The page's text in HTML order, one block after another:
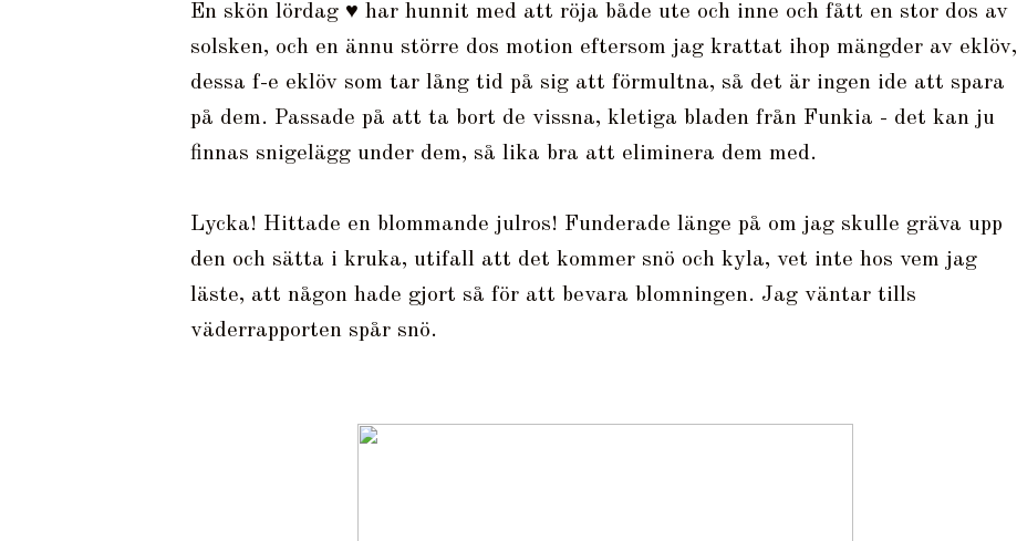
En skön lördag ♥ har hunnit med att röja både ute och inne och fått en stor dos av
solsken, och en ännu större dos motion eftersom jag krattat ihop mängder av eklöv,
dessa f-e eklöv som tar lång tid på sig att förmultna, så det är ingen ide att spara
på dem. Passade på att ta bort de vissna, kletiga bladen från Funkia - det kan ju
finnas snigelägg under dem, så lika bra att eliminera dem med.
Lycka! Hittade en blommande julros! Funderade länge på om jag skulle gräva upp
den och sätta i kruka, utifall att det kommer snö och kyla, vet inte hos vem jag
läste, att någon hade gjort så för att bevara blomningen. Jag väntar tills
väderrapporten spår snö.